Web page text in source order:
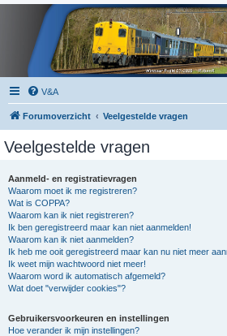
V&A
Forumoverzicht Veelgestelde vragen
Veelgestelde vragen
Aanmeld- en registratievragen
Waarom moet ik me registreren?
Wat is COPPA?
Waarom kan ik niet registreren?
Ik ben geregistreerd maar kan niet aanmelden!
Waarom kan ik niet aanmelden?
Ik heb me ooit geregistreerd maar kan nu niet meer
Ik weet mijn wachtwoord niet meer!
Waarom word ik automatisch afgemeld?
Wat doet "verwijder cookies"?
Gebruikersvoorkeuren en instellingen
Hoe verander ik mijn instellingen?